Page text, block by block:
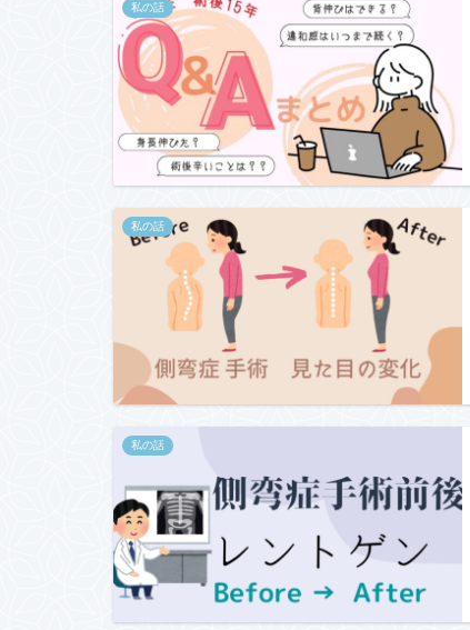
私の話
私の話
私の話